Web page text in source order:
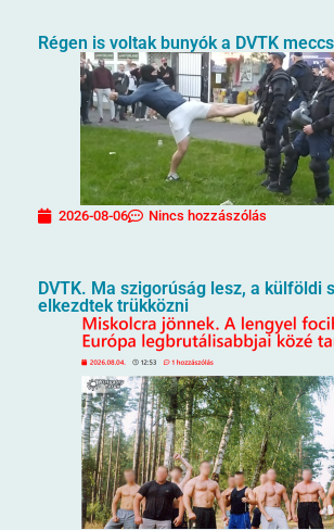
Régen is voltak bunyók a DVTK
2026-08-06 Nincs hozzászólás
DVTK. Ma szigorúság lesz, a külföldi
elkezdtek trükközni